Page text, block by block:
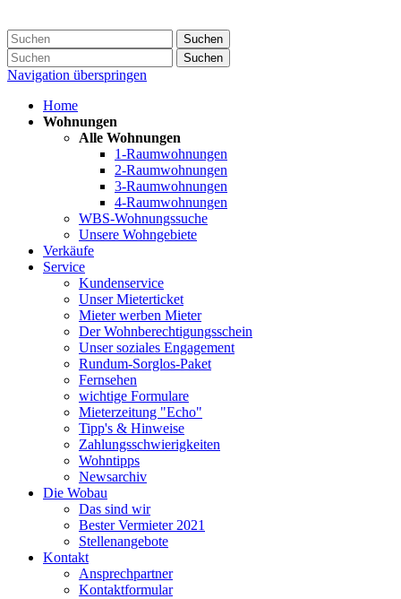
Suchen
Suchen
Navigation überspringen
Home
Wohnungen
Alle Wohnungen
1-Raumwohnungen
2-Raumwohnungen
3-Raumwohnungen
4-Raumwohnungen
WBS-Wohnungssuche
Unsere Wohngebiete
Verkäufe
Service
Kundenservice
Unser Mieterticket
Mieter werben Mieter
Der Wohnberechtigungsschein
Unser soziales Engagement
Rundum-Sorglos-Paket
Fernsehen
wichtige Formulare
Mieterzeitung "Echo"
Tipp's & Hinweise
Zahlungsschwierigkeiten
Wohntipps
Newsarchiv
Die Wobau
Das sind wir
Bester Vermieter 2021
Stellenangebote
Kontakt
Ansprechpartner
Kontaktformular